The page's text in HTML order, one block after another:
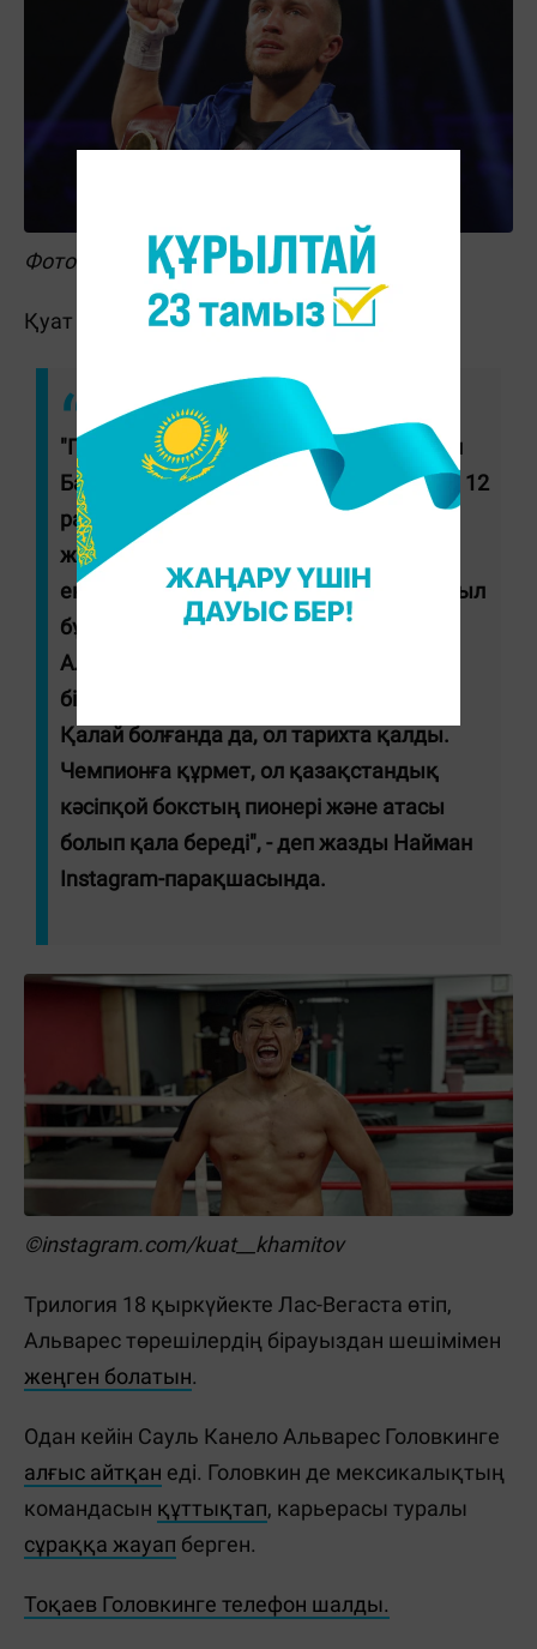
Фото: Reuters
Қуат Хамитов те жерлесін мақтады.
"Геннадий Головкин - шын өмірде Рокки
Балбоа! 40 жасында ең үздік боксшыға 12
раунд қарсы тұру - ерлік! Бүгінгі жекпе-
жекті көргеннен кейін сыным дұрыс
екенін түсіндім, өйткені Головкин бес жыл
бұрын салмақ қосып, барлық белбеуді
Альвареске дейін жинап ала алар еді,
бірақ, өкінішке қарай, бұлай болмады.
Қалай болғанда да, ол тарихта қалды.
Чемпионға құрмет, ол қазақстандық
кәсіпқой бокстың пионері және атасы
болып қала береді", - деп жазды Найман
Instagram-парақшасында.
©instagram.com/kuat__khamitov
Трилогия 18 қыркүйекте Лас-Вегаста өтіп,
Альварес төрешілердің бірауыздан шешімімен
жеңген болатын.
Одан кейін Сауль Канело Альварес Головкинге
алғыс айтқан еді. Головкин де мексикалықтың
командасын құттықтап, карьерасы туралы
сұраққа жауап берген.
Тоқаев Головкинге телефон шалды.